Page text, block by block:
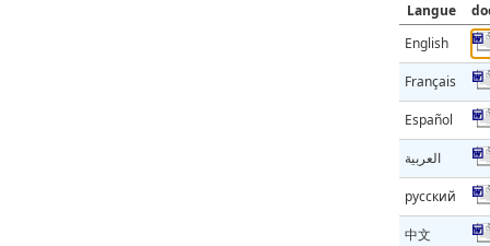
Langue
English
Français
Español
العربية
русский
中文